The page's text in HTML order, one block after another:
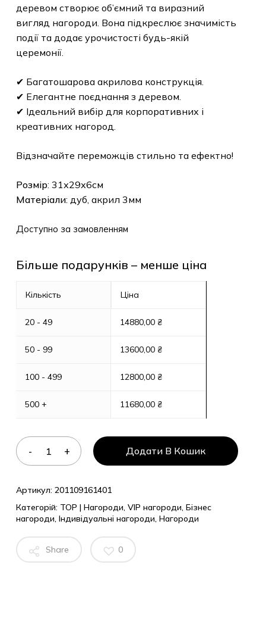
деревом створює об’ємний та виразний
вигляд нагороди. Вона підкреслює значимість
події та додає урочистості будь-якій
церемонії.
✔ Багатошарова акрилова конструкція.
✔ Елегантне поєднання з деревом.
✔ Ідеальний вибір для корпоративних і
креативних нагород.
Відзначайте переможців стильно та ефектно!
Розмір: 31х29х6см
Матеріали: дуб, акрил 3мм
Доступно за замовленням
Більше подарунків – менше ціна
Кількість
20 - 49
50 - 99
100 - 499
500 +
Ціна
14880,00 ₴
13600,00 ₴
12800,00 ₴
11680,00 ₴
Додати В Кошик
Артикул: 201109161401
Категорій: TOP | Нагороди, VIP нагороди, Бізнес
нагороди, Індивідуальні нагороди, Нагороди
Share 0